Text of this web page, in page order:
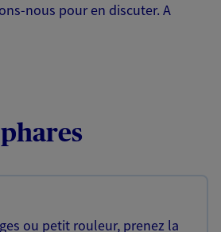
nous pour en discuter. A
ou petit rouleur, prenez la